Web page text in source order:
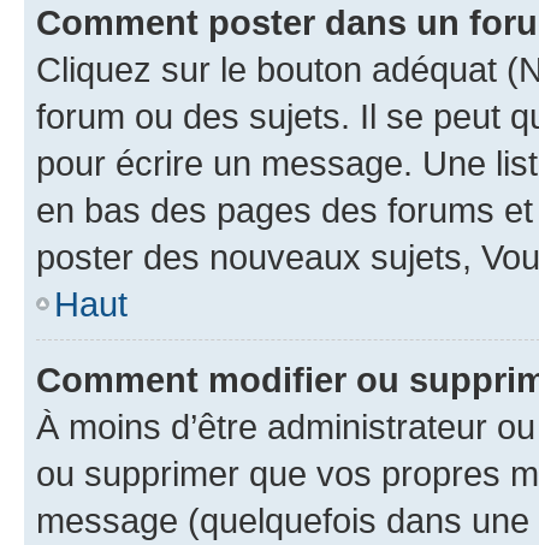
Comment poster dans un
Cliquez sur le bouton adéquat
forum ou des sujets. Il se peut
pour écrire un message. Une
en bas des pages des forums
poster des nouveaux sujets,
Haut
Comment modifier ou
À moins d’être administrateur
ou supprimer que vos propres
message (quelquefois dans